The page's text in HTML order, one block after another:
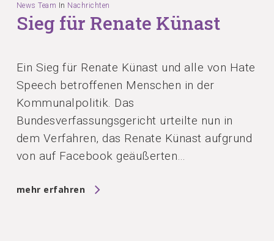
News Team In Nachrichten
Sieg für Renate Künast
Ein Sieg für Renate Künast und alle von Hate
Speech betroffenen Menschen in der
Kommunalpolitik. Das
Bundesverfassungsgericht urteilte nun in
dem Verfahren, das Renate Künast aufgrund
von auf Facebook geäußerten…
mehr erfahren